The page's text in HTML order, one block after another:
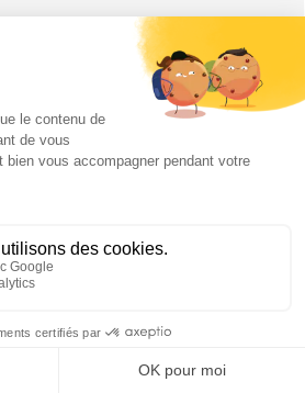
de nu
nu mascuilin
vous apprendre l'art du
nécessaire (planches, papier,
drôles entre les participants
NU À BRATISLAVA :